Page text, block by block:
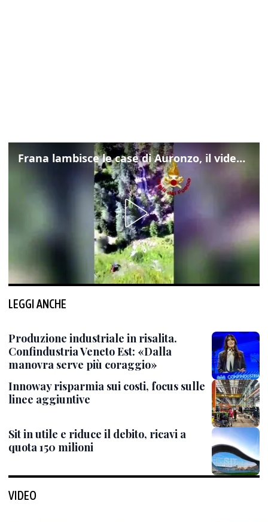
Frana lambisce le case di Auronzo, il video dall'elicottero dei vigili del fuoco
LEGGI ANCHE
Produzione industriale in risalita.
Confindustria Veneto Est: «Dalla
manovra serve più coraggio»
Innoway risparmia sui costi, focus sulle
linee aggiuntive
Sit in utile e riduce il debito, ricavi a
quota 150 milioni
VIDEO